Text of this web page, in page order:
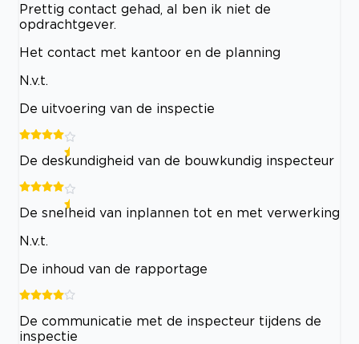
Prettig contact gehad, al ben ik niet de
opdrachtgever.
Het contact met kantoor en de planning
N.v.t.
De uitvoering van de inspectie
De deskundigheid van de bouwkundig inspecteur
De snelheid van inplannen tot en met verwerking
N.v.t.
De inhoud van de rapportage
De communicatie met de inspecteur tijdens de
inspectie